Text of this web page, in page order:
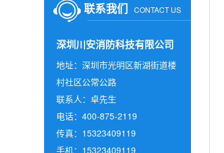
联系我们 CONTACT US
深圳川安消防科技有限公司
地址：深圳市光明区新湖街道楼
村社区公常公路
联系人：卓先生
电话：400-875-2119
传真：15323409119
手机：15323409119